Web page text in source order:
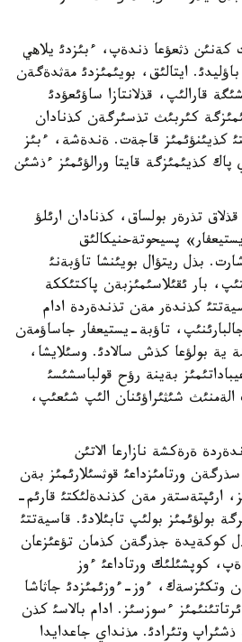
كةنئن ذثعؤعا ذندةپ، ءبئزدئ يلاهي
ايتالئق، بويئمئزدئ مةثدةگةن
قارالئپ، قذلانتازا ساؤئعؤدئ
كئربئث تذسئرگةن كذنادان
كذيئنؤئمئز قاجةت. ةندةشة، ءبئز
كذيئمئزگة قايتا ورالؤئمئز ءذشئن
تذرةر بولساق، كذنادان ارئلؤ
پسيحوتةحنيكالئق
بذل ريتؤال بويئنشا تاؤبةنئ
بار ئقئلاسئمئزبةن پاكتئككة
كذندةر مةن تذندةردة ادام
تاؤبة-يستيعفار جاساؤمةن
ية بولؤعا كذش سالادئ. وسئلايشا،
بةينة رؤح قولباسشئسئ
شئثئراؤئنان الئپ شئعئپ،
ةرةكشة نازارعا الاتئن
ورتامئزداعئ قوثسئلارئمئز بةن
ارئپتةستةر مةن كذندةلئكتئ قارئم-
بولؤئمئز بولئپ تابئلادئ. قاسيةتتئ
كوكةيدة جذرگةن كذمان تؤعئزعان
كوپشئلئك ورتاداعئ ءوز
وتكئزسةك، ءوز-ءوزئمئزدئ جاثاشا
ءسوزسئز. ادام بالاسئ كذن
وتئرادئ. مذنداي جاعدايدا